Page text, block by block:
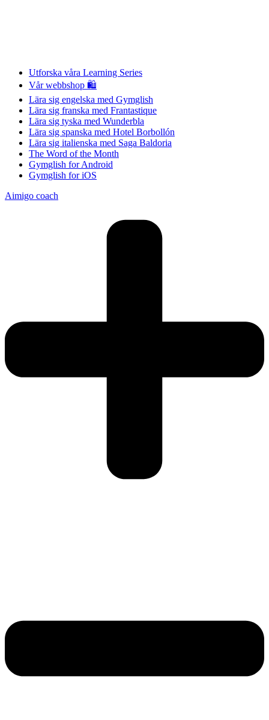
Utforska våra Learning Series
Vår webbshop 🛍
Lära sig engelska med Gymglish
Lära sig franska med Frantastique
Lära sig tyska med Wunderbla
Lära sig spanska med Hotel Borbollón
Lära sig italienska med Saga Baldoria
The Word of the Month
Gymglish for Android
Gymglish for iOS
Aimigo coach